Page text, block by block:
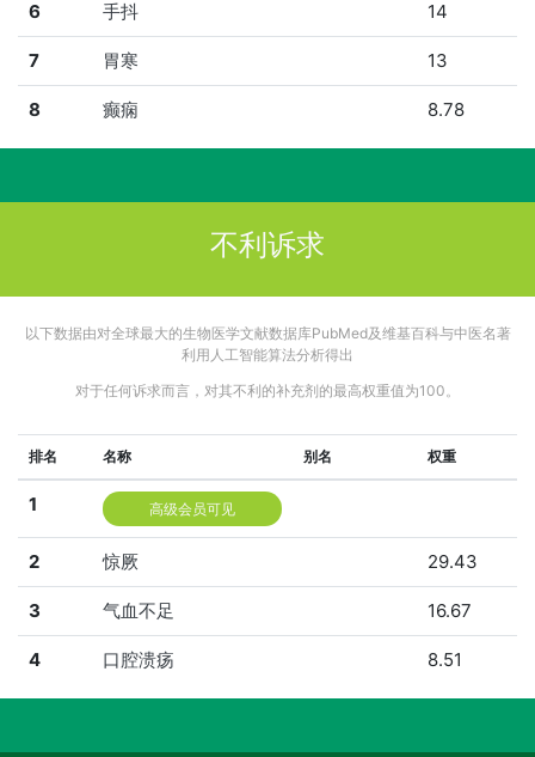
6 手抖 14
7 胃寒 13
8 癫痫 8.78
不利诉求
以下数据由对全球最大的生物医学文献数据库PubMed及维基百科与中医名著
利用人工智能算法分析得出
对于任何诉求而言，对其不利的补充剂的最高权重值为100。
排名 名称 别名 权重
1 高级会员可见
2 惊厥 29.43
3 气血不足 16.67
4 口腔溃疡 8.51